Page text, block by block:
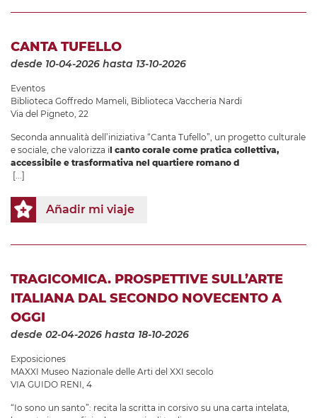
CANTA TUFELLO
desde 10-04-2026 hasta 13-10-2026
Eventos
Biblioteca Goffredo Mameli, Biblioteca Vaccheria Nardi
Via del Pigneto, 22
Seconda annualità dell’iniziativa “Canta Tufello”, un progetto culturale
e sociale, che valorizza il canto corale come pratica collettiva,
accessibile e trasformativa nel quartiere romano d
[...]
Añadir mi viaje
TRAGICOMICA. PROSPETTIVE SULL’ARTE
ITALIANA DAL SECONDO NOVECENTO A
OGGI
desde 02-04-2026 hasta 18-10-2026
Exposiciones
MAXXI Museo Nazionale delle Arti del XXI secolo
VIA GUIDO RENI, 4
“Io sono un santo”: recita la scritta in corsivo su una carta intelata,